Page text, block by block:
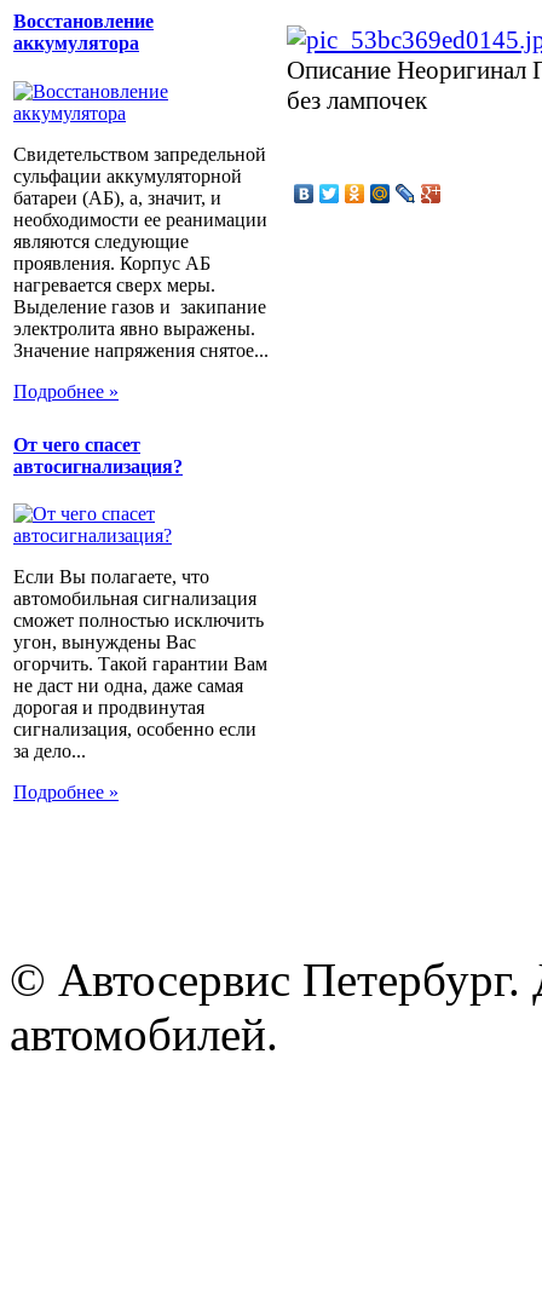
Восстановление
аккумулятора
Свидетельством запредельной
сульфации аккумуляторной
батареи (АБ), а, значит, и
необходимости ее реанимации
являются следующие
проявления. Корпус АБ
нагревается сверх меры.
Выделение газов и закипание
электролита явно выражены.
Значение напряжения снятое...
Подробнее »
От чего спасет
автосигнализация?
Если Вы полагаете, что
автомобильная сигнализация
сможет полностью исключить
угон, вынуждены Вас
огорчить. Такой гарантии Вам
не даст ни одна, даже самая
дорогая и продвинутая
сигнализация, особенно если
за дело...
Подробнее »
Описание Неоригинал
без лампочек
© Автосервис
автомобилей.